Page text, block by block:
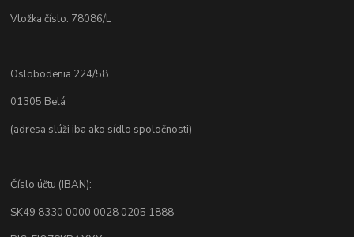
Vložka číslo: 78086/L
Oslobodenia 224/58
01305 Belá
(adresa slúži iba ako sídlo spoločnosti)
Číslo účtu (IBAN):
SK49 8330 0000 0028 0205 1888